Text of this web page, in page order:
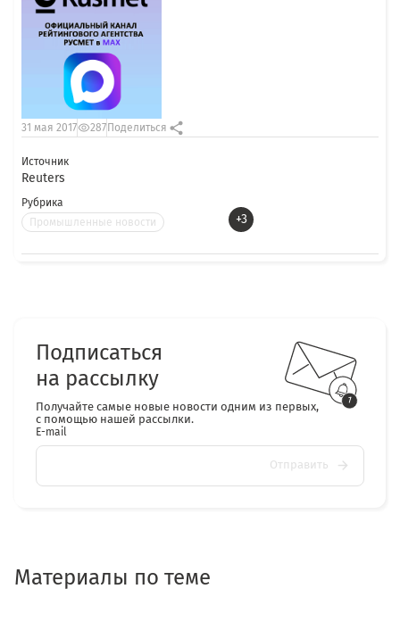
Источник
Reuters
Рубрика
Промышленные новости
+3
31 мая 2017 287 Поделиться
Подписаться
на рассылку
Получайте самые новые новости одним из первых,
с помощью нашей рассылки.
E-mail
Отправить
Материалы по теме